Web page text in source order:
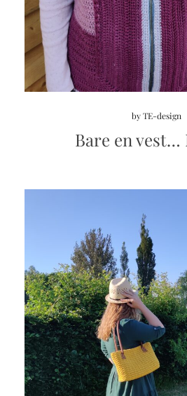
byTE-design
Bare en